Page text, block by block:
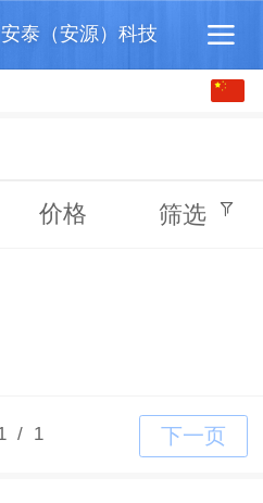
安泰（安源）科技
价格 筛选